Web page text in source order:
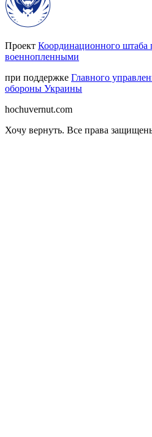
Проект Координационного
военнопленными
при поддержке Главного
обороны Украины
hochuvernut.com
Хочу вернуть. Все права